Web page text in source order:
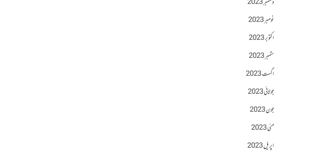
نومبر 2023
اکتوبر 2023
ستمبر 2023
اگست 2023
جولائی 2023
جون 2023
مئی 2023
اپریل 2023